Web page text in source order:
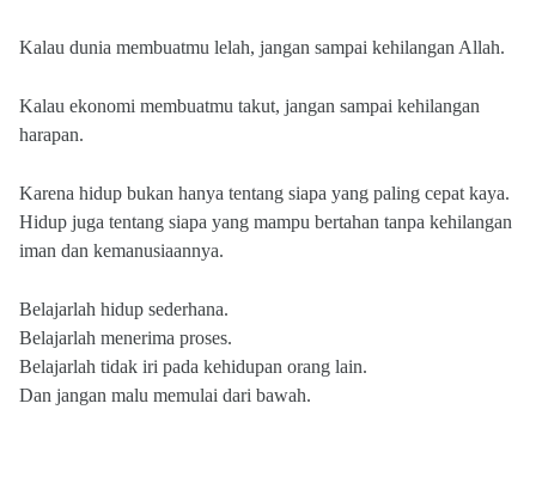
Kalau dunia membuatmu lelah, jangan sampai kehilangan Allah.
Kalau ekonomi membuatmu takut, jangan sampai kehilangan
harapan.
Karena hidup bukan hanya tentang siapa yang paling cepat kaya.
Hidup juga tentang siapa yang mampu bertahan tanpa kehilangan
iman dan kemanusiaannya.
Belajarlah hidup sederhana.
Belajarlah menerima proses.
Belajarlah tidak iri pada kehidupan orang lain.
Dan jangan malu memulai dari bawah.